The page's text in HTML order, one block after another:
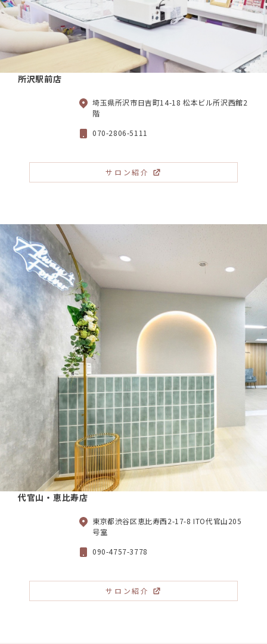
所沢駅前店
埼玉県所沢市日吉町14-18 松本ビル所沢西館2
階
070-2806-5111
サロン紹介
代官山・恵比寿店
東京都渋谷区恵比寿西2-17-8 ITO代官山205
号室
090-4757-3778
サロン紹介